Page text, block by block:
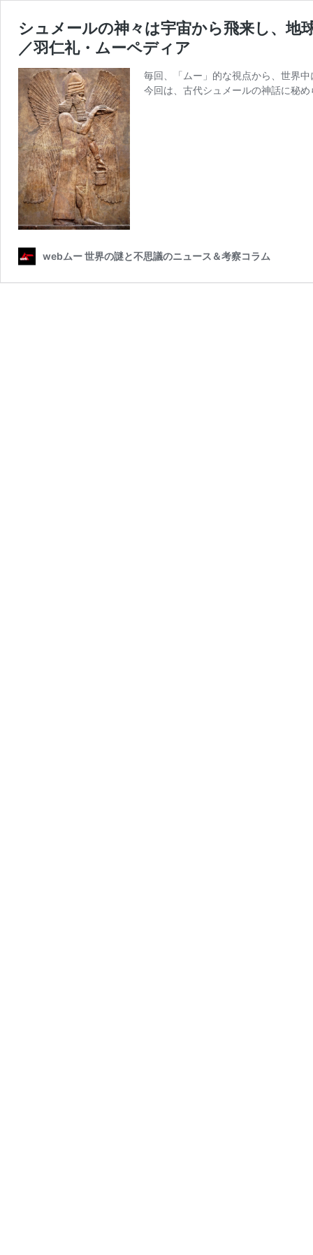
シュメールの神々は宇宙から飛来し、地
／羽仁礼・ムーペディア
毎回、「ムー」的な視点から、世界
今回は、古代シュメールの神話に秘
webムー 世界の謎と不思議のニュース＆考察コラム